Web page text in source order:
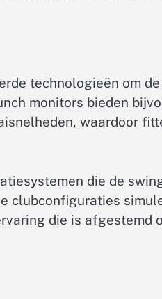
technologieën om
monitors bieden
waardoor
die de
clubconfiguraties
die is afgestemd